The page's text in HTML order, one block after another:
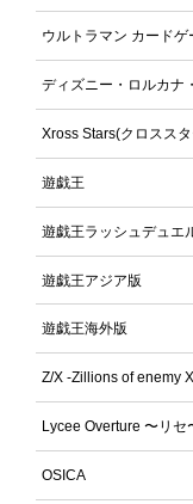
ウルトラマン カードゲ
ディズニー・ロルカナ
Xross Stars(クロスス
遊戯王
遊戯王ラッシュデュエ
遊戯王アジア版
遊戯王海外版
Z/X -Zillions of enemy
Lycee Overture 〜リセ
OSICA